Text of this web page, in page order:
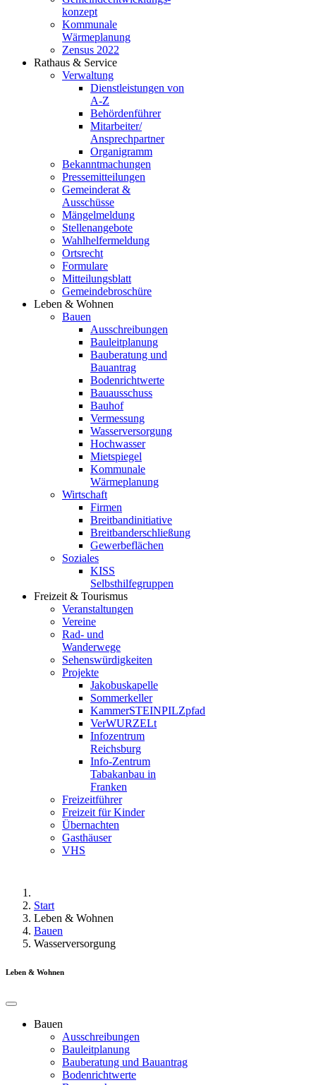
konzept
Kommunale
Wärmeplanung
Zensus 2022
Rathaus & Service
Verwaltung
Dienstleistungen von
A-Z
Behördenführer
Mitarbeiter/
Ansprechpartner
Organigramm
Bekanntmachungen
Pressemitteilungen
Gemeinderat &
Ausschüsse
Mängelmeldung
Stellenangebote
Wahlhelfermeldung
Ortsrecht
Formulare
Mitteilungsblatt
Gemeindebroschüre
Leben & Wohnen
Bauen
Ausschreibungen
Bauleitplanung
Bauberatung und
Bauantrag
Bodenrichtwerte
Bauausschuss
Bauhof
Vermessung
Wasserversorgung
Hochwasser
Mietspiegel
Kommunale
Wärmeplanung
Wirtschaft
Firmen
Breitbandinitiative
Breitbanderschließung
Gewerbeflächen
Soziales
KISS
Selbsthilfegruppen
Freizeit & Tourismus
Veranstaltungen
Vereine
Rad- und
Wanderwege
Sehenswürdigkeiten
Projekte
Jakobuskapelle
Sommerkeller
KammerSTEINPILZpfad
VerWURZELt
Infozentrum
Reichsburg
Info-Zentrum
Tabakanbau in
Franken
Freizeitführer
Freizeit für Kinder
Übernachten
Gasthäuser
VHS
Start
Leben & Wohnen
Bauen
Wasserversorgung
Leben & Wohnen
Bauen
Ausschreibungen
Bauleitplanung
Bauberatung und Bauantrag
Bodenrichtwerte